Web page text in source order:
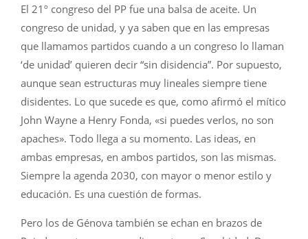
El 21º congreso del PP fue una balsa de aceite. Un
congreso de unidad, y ya saben que en las empresas
que llamamos partidos cuando a un congreso lo llaman
‘de unidad’ quieren decir “sin disidencia”. Por supuesto,
aunque sean estructuras muy lineales siempre tiene
disidentes. Lo que sucede es que, como afirmó el mítico
John Wayne a Henry Fonda, «si puedes verlos, no son
apaches». Todo llega a su momento. Las ideas, en
ambas empresas, en ambos partidos, son las mismas.
Siempre la agenda 2030, con mayor o menor estilo y
educación. Es una cuestión de formas.
Pero los de Génova también se echan en brazos de